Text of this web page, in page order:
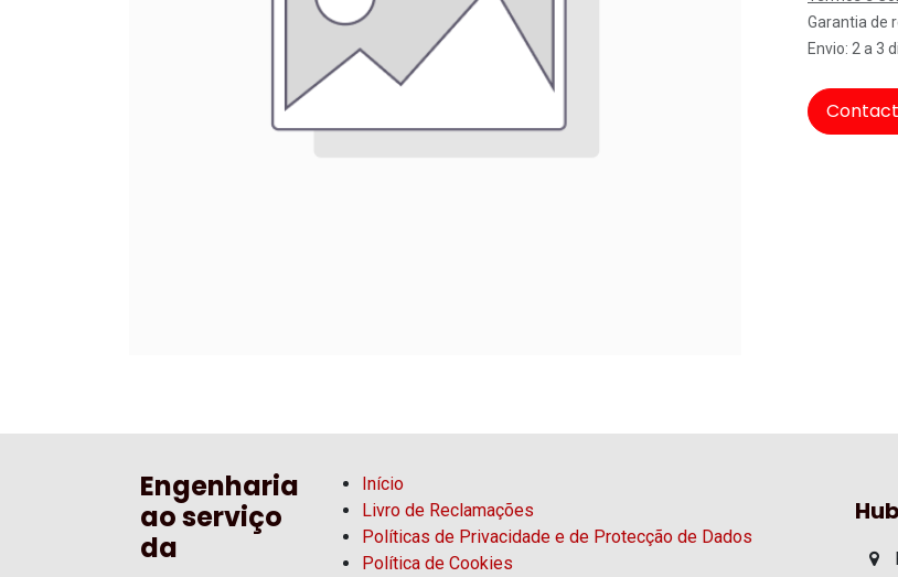
Garantia de
Envio: 2 a 3
Engenharia
ao serviço
da
Início
Livro de Reclamações
Políticas de Privacidade e de Protecção de Dados
Política de Cookies